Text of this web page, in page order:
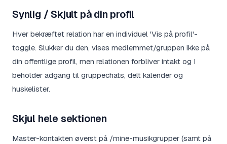
Synlig / Skjult på din profil
Hver bekræftet relation har en individuel 'Vis på profil'-
toggle. Slukker du den, vises medlemmet/gruppen ikke på
din offentlige profil, men relationen forbliver intakt og I
beholder adgang til gruppechats, delt kalender og
huskelister.
Skjul hele sektionen
Master-kontakten øverst på /mine-musikgrupper (samt på